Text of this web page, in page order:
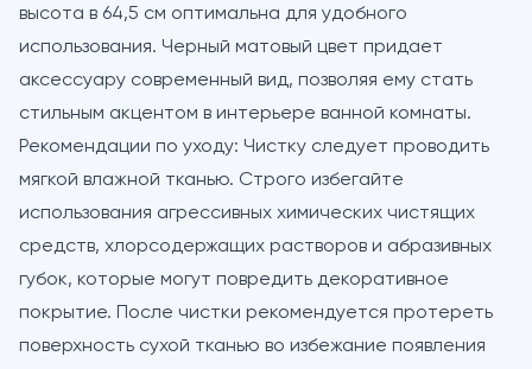
высота в 64,5 см оптимальна для удобного
использования. Черный матовый цвет придает
аксессуару современный вид, позволяя ему стать
стильным акцентом в интерьере ванной комнаты.
Рекомендации по уходу: Чистку следует проводить
мягкой влажной тканью. Строго избегайте
использования агрессивных химических чистящих
средств, хлорсодержащих растворов и абразивных
губок, которые могут повредить декоративное
покрытие. После чистки рекомендуется протереть
поверхность сухой тканью во избежание появления